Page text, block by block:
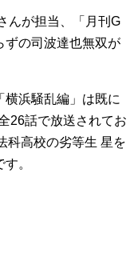
んが担当、「月刊G
ずの司波達也無双が
横浜騒乱編」は既に
26話で放送されてお
科高校の劣等生 星を
。